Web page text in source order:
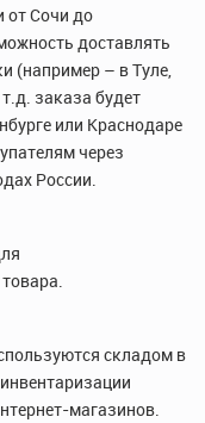
от Сочи до
доставлять
(например – в Туле,
заказа будет
или Краснодаре
через
России.
складом в
магазинов.